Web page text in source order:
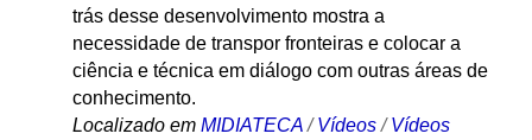
trás desse desenvolvimento mostra a
necessidade de transpor fronteiras e colocar a
ciência e técnica em diálogo com outras áreas de
conhecimento.
Localizado em MIDIATECA /Vídeos /Vídeos